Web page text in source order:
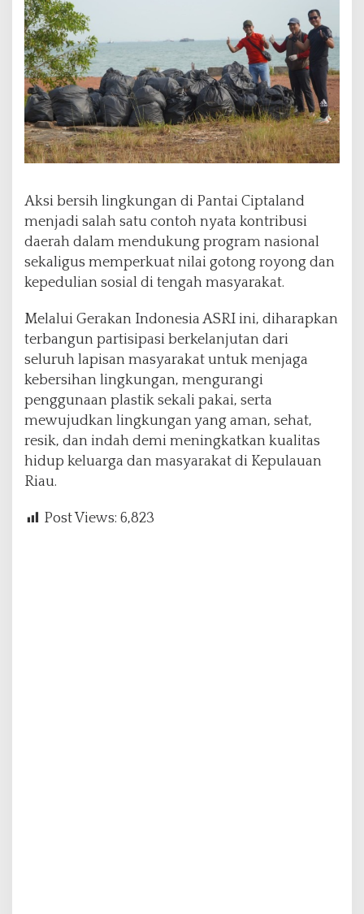
Aksi bersih lingkungan di Pantai Ciptaland
menjadi salah satu contoh nyata kontribusi
daerah dalam mendukung program nasional
sekaligus memperkuat nilai gotong royong dan
kepedulian sosial di tengah masyarakat.
Melalui Gerakan Indonesia ASRI ini, diharapkan
terbangun partisipasi berkelanjutan dari
seluruh lapisan masyarakat untuk menjaga
kebersihan lingkungan, mengurangi
penggunaan plastik sekali pakai, serta
mewujudkan lingkungan yang aman, sehat,
resik, dan indah demi meningkatkan kualitas
hidup keluarga dan masyarakat di Kepulauan
Riau.
Post Views: 6,823